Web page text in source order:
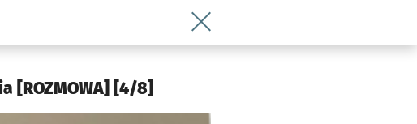
Wrocławia
Wróć do artykułu Amerykanin szefem
[ROZMOWA] [4/8]